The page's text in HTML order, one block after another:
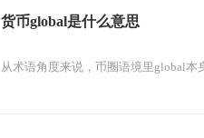
货币global是什么意思
从术语角度来说，币圈语境里global本